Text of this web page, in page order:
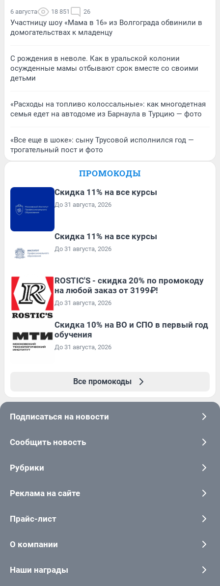
6 августа 18 851 26
Участницу шоу «Мама в 16» из Волгограда обвинили в
домогательствах к младенцу
С рождения в неволе. Как в уральской колонии
осужденные мамы отбывают срок вместе со своими
детьми
«Расходы на топливо колоссальные»: как многодетная
семья едет на автодоме из Барнаула в Турцию — фото
«Все еще в шоке»: сыну Трусовой исполнился год —
трогательный пост и фото
ПРОМОКОДЫ
Скидка 11% на все курсы
До 31 августа, 2026
Скидка 11% на все курсы
До 31 августа, 2026
ROSTIC'S - скидка 20% по промокоду
на любой заказ от 3199₽!
До 31 августа, 2026
Скидка 10% на ВО и СПО в первый год
обучения
До 31 августа, 2026
Все промокоды
Подписаться на новости
Сообщить новость
Рубрики
Реклама на сайте
Прайс-лист
О компании
Наши награды